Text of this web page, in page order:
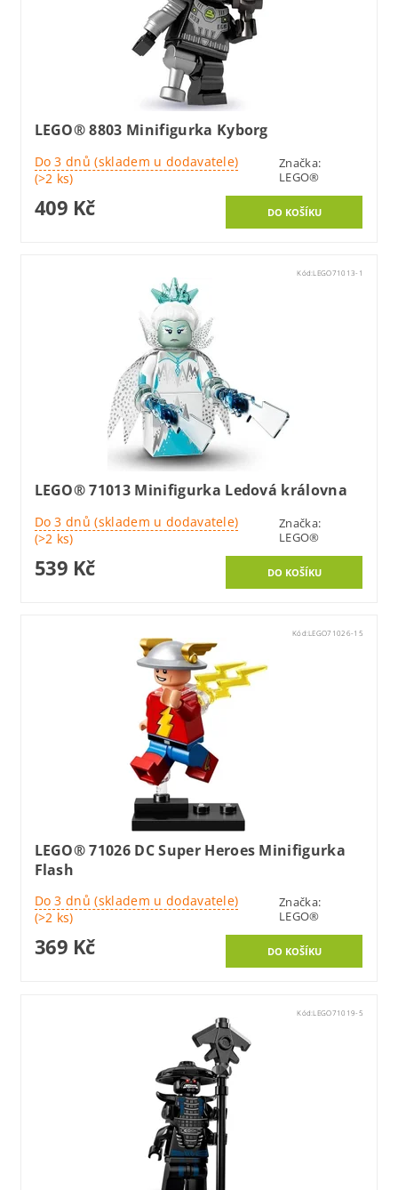
LEGO® 8803 Minifigurka Kyborg
Do 3 dnů (skladem u dodavatele)
(>2 ks)
Značka:
LEGO®
409 Kč
Kód:LEGO71013-1
LEGO® 71013 Minifigurka Ledová královna
Do 3 dnů (skladem u dodavatele)
(>2 ks)
Značka:
LEGO®
539 Kč
Kód:LEGO71026-15
LEGO® 71026 DC Super Heroes Minifigurka
Flash
Do 3 dnů (skladem u dodavatele)
(>2 ks)
Značka:
LEGO®
369 Kč
Kód:LEGO71019-5